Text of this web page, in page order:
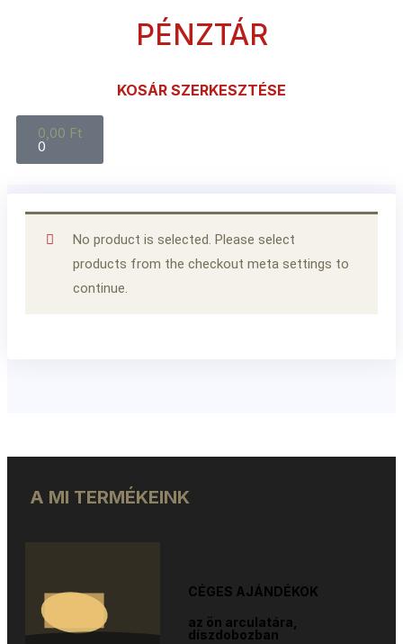
PÉNZTÁR
KOSÁR SZERKESZTÉSE
0,00 Ft
0
No product is selected. Please select
products from the checkout meta settings to
continue.
A MI TERMÉKEINK
CÉGES AJÁNDÉKOK
az ön arculatára,
díszdobozban